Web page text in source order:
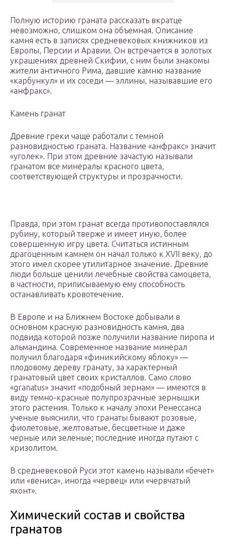
Полную историю граната рассказать вкратце
невозможно, слишком она объемная. Описание
камня есть в записях средневековых книжников из
Европы, Персии и Аравии. Он встречается в золотых
украшениях древней Скифии, с ним были знакомы
жители античного Рима, давшие камню название
«карбункул» и их соседи — эллины, называвшие его
«анфракс».
Камень гранат
Древние греки чаще работали с темной
разновидностью граната. Название «анфракс» значит
«уголек». При этом древние зачастую называли
гранатом все минералы красного цвета,
соответствующей структуры и прозрачности.
Правда, при этом гранат всегда противопоставлялся
рубину, который тверже и имеет иную, более
совершенную игру цвета. Считаться истинным
драгоценным камнем он начал только к XVII веку, до
этого имел скорее утилитарное значение. Древние
люди больше ценили лечебные свойства самоцвета,
в частности, приписываемую ему способность
останавливать кровотечение.
В Европе и на Ближнем Востоке добывали в
основном красную разновидность камня, два
подвида которой позже получили название пиропа и
альмандина. Современное название минерал
получил благодаря «финикийскому яблоку» —
плодовому дереву гранату, за характерный
гранатовый цвет своих кристаллов. Само слово
«granatus» значит «подобный зернам» — имеются в
виду темно-красные полупрозрачные зернышки
этого растения. Только к началу эпохи Ренессанса
ученые выяснили, что гранаты бывают розовые,
фиолетовые, желтоватые, бесцветные и даже
черные или зеленые; последние иногда путают с
хризолитом.
В средневековой Руси этот камень называли «бечет»
или «вениса», иногда «червец» или «червчатый
яхонт».
Химический состав и свойства
гранатов